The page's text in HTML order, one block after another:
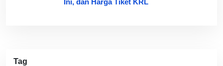
Ini, dan Harga Tiket KRL
Tag